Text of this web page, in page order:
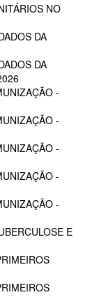
NO
DA
DA
-
-
-
-
-
E